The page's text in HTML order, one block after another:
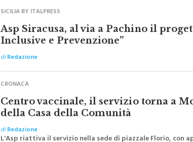
SICILIA BY ITALPRESS
Asp Siracusa, al via a Pachino il
Inclusive e Prevenzione”
diRedazione
CRONACA
Centro vaccinale, il servizio torna a
della Casa della Comunità
diRedazione
L'Asp riattiva il servizio nella sede di piazzale Florio, con